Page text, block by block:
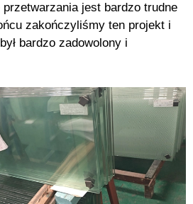
jest bardzo trudne
zakończyliśmy ten projekt i
bardzo zadowolony i